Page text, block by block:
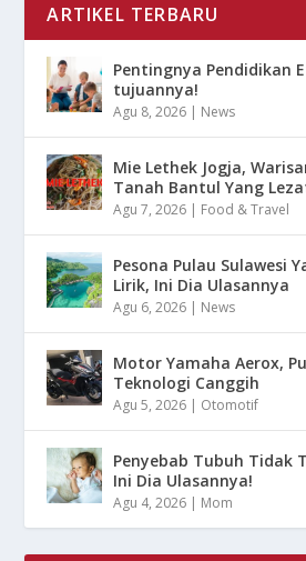
ARTIKEL TERBARU
Pentingnya Pendidikan
tujuannya!
Agu 8, 2026 | News
Mie Lethek Jogja,
Tanah Bantul Yang
Agu 7, 2026 | Food & Travel
Pesona Pulau Sulawesi
Lirik, Ini Dia Ulasannya
Agu 6, 2026 | News
Motor Yamaha Aerox,
Teknologi Canggih
Agu 5, 2026 | Otomotif
Penyebab Tubuh Tidak
Ini Dia Ulasannya!
Agu 4, 2026 | Mom